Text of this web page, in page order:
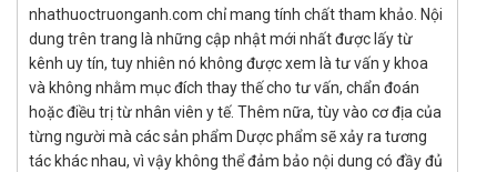
Liều khởi đầu 10 mg, một lần mỗi ngày. Ðiều chỉnh
liều 4 tuần một lần, nếu cần và nếu dung nạp được.
Liều duy trì 10 – 40 mg/ngày. Nếu cần có thể tăng
liều, nhưng không quá 80 mg/ngày.
Dùng cho người lớn: Thường bắt đầu bằng liều 1
viên/1 lần/ngày. Sau 1 tháng dựa vào khả quan điều
nhathuoctruonganh.com chỉ mang tính chất tham khảo. Nội
dung trên trang là những cập nhật mới nhất được lấy từ
kênh uy tín, tuy nhiên nó không được xem là tư vấn y khoa
và không nhằm mục đích thay thế cho tư vấn, chẩn đoán
hoặc điều trị từ nhân viên y tế. Thêm nữa, tùy vào cơ địa của
từng người mà các sản phẩm Dược phẩm sẽ xảy ra tương
tác khác nhau, vì vậy không thể đảm bảo nội dung có đầy đủ